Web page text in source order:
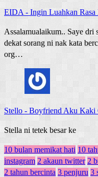
EIDA - Ingin Luahkan
Assalamualaikum.. Saye dri
dekat sorang ni nak kata
org…
Stello - Boyfriend Aku Kaki
Stella ni tetek besar ke
10 bulan memikat hati 10
instagram 2 akaun twitter 2
2 tahun bercinta 3 penjuru 3